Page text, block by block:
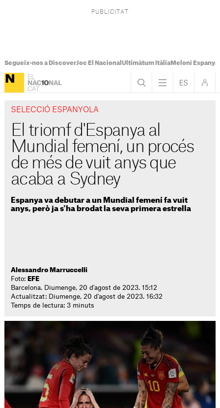
Segueix-nos a DiscoverJoc El Nacional Ultimàtum ItàliaMeloni Espanya
SELECCIÓ ESPANYOLA
El triomf d'Espanya al
Mundial femení, un procés
de més de vuit anys que
acaba a Sydney
Espanya va debutar a un Mundial femení fa vuit
anys, però ja s'ha brodat la seva primera estrella
Alessandro Marruccelli
Foto: EFE
Barcelona. Diumenge, 20 d'agost de 2023. 15:12
Actualitzat: Diumenge, 20 d'agost de 2023. 16:32
Temps de lectura: 3 minuts